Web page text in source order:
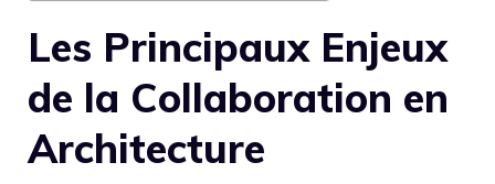
Les Principaux Enjeux
de la Collaboration en
Architecture